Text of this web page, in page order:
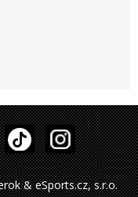
& eSports.cz, s.r.o.